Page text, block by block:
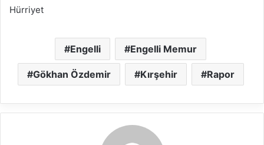
Hürriyet
Engelli Engelli Memur
Gökhan Özdemir Kırşehir Rapor